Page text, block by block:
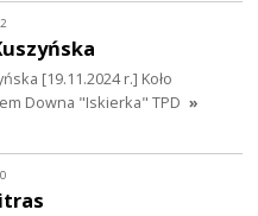
[19.11.2024 r.] Koło
Downa "Iskierka" TPD »